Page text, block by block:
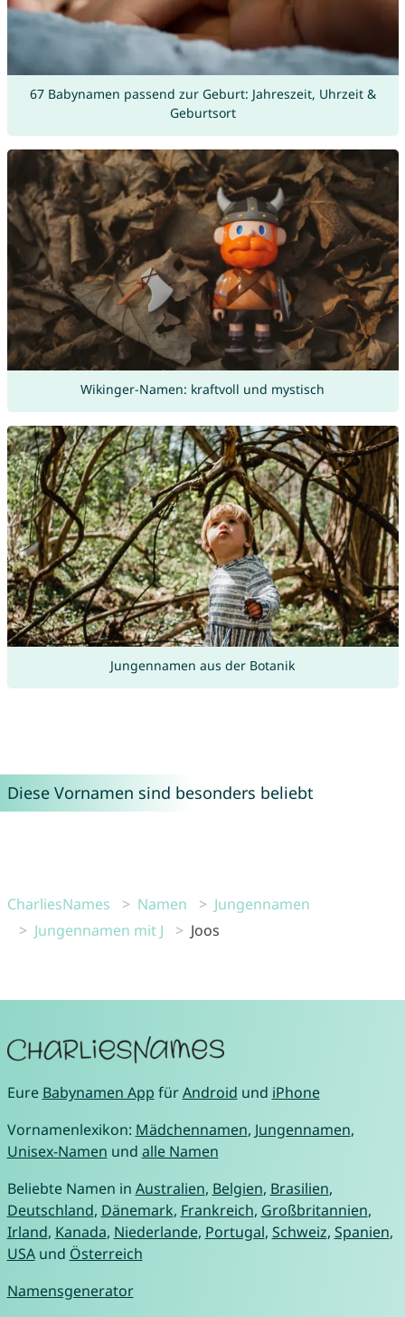
67 Babynamen passend zur Geburt: Jahreszeit, Uhrzeit &
Geburtsort
Wikinger-Namen: kraftvoll und mystisch
Jungennamen aus der Botanik
Diese Vornamen sind besonders beliebt
CharliesNames Namen
Jungennamen
Jungennamen mit J
Joos
Eure Babynamen App fürAndroid und iPhone
Vornamenlexikon: Mädchennamen, Jungennamen,
Unisex-Namen und alle Namen
Beliebte Namen in Australien, Belgien, Brasilien,
Deutschland, Dänemark, Frankreich, Großbritannien,
Irland, Kanada, Niederlande, Portugal, Schweiz, Spanien,
USAund Österreich
Namensgenerator